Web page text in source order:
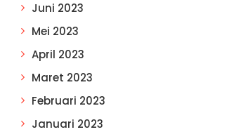
Juni 2023
Mei 2023
April 2023
Maret 2023
Februari 2023
Januari 2023